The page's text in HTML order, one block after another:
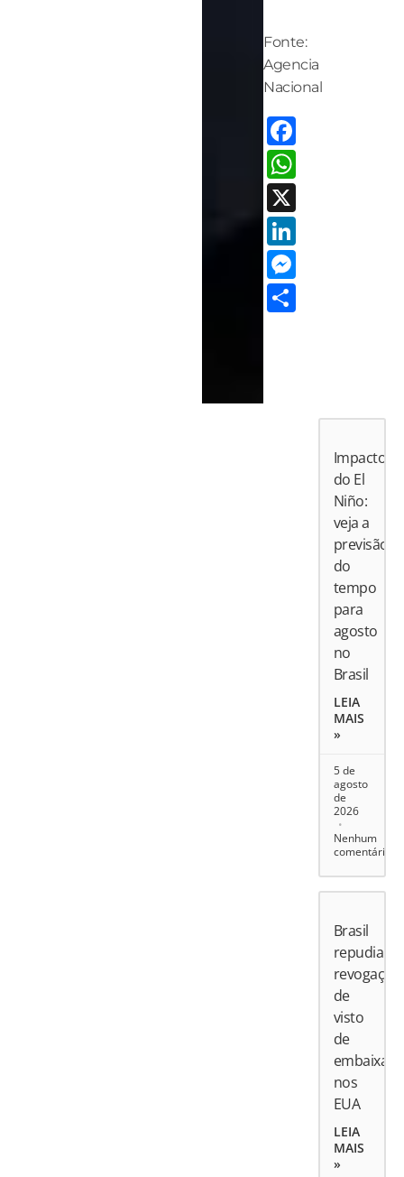
Fonte:
Agencia
Nacional
Impactos
do El
Niño:
veja a
previsão
do
tempo
para
agosto
no
Brasil
LEIA
MAIS
»
5 de
agosto
de
2026
Nenhum
comentário
Brasil
repudia
revogação
de
visto
de
nos
EUA
LEIA
MAIS
»